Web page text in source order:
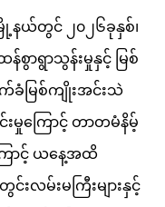
ြို့နယ်တွင် ၂၀၂၆ခုနှစ်၊
ာရွာသွန်းမှုနှင့် မြစ်
ခံမြစ်ကျိုးအင်းသဲ
းမှုကြောင့် တာတမံနိမ့်
ြောင့် ယနေ့အထိ
းလမ်းမကြီးများနှင့်